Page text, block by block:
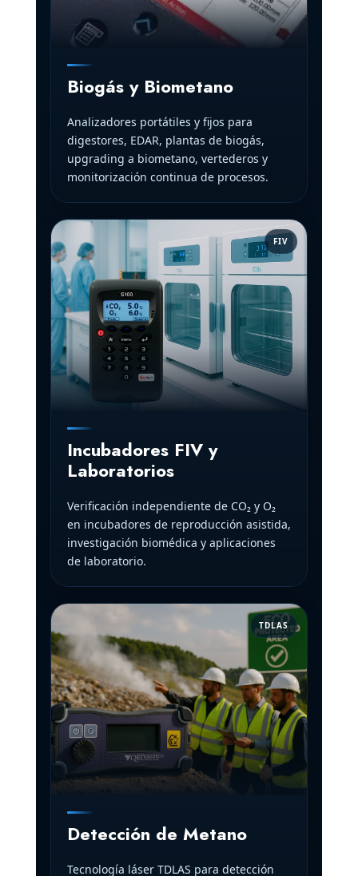
Biogás y Biometano
Analizadores portátiles y fijos para
digestores, EDAR, plantas de biogás,
upgrading a biometano, vertederos y
monitorización continua de procesos.
FIV
Incubadores FIV y
Laboratorios
Verificación independiente de CO₂ y O₂
en incubadores de reproducción asistida,
investigación biomédica y aplicaciones
de laboratorio.
TDLAS
Detección de Metano
Tecnología láser TDLAS para detección